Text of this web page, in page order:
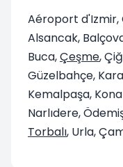
Aéroport d'Izmir,
Alsancak,
Buca,Çeşme,
Güzelbahçe,
Kemalpaşa,
Narlıdere,
Torbalı, Urla,